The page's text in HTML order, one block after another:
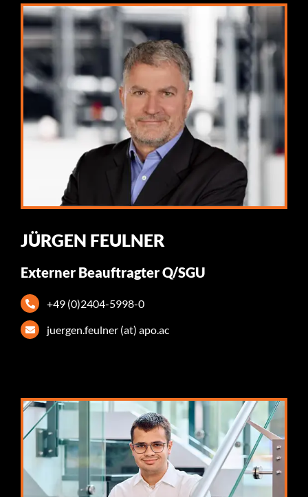
JÜRGEN FEULNER
Externer Beauftragter Q/SGU
+49 (0)2404-5998-0
juergen.feulner (at) apo.ac